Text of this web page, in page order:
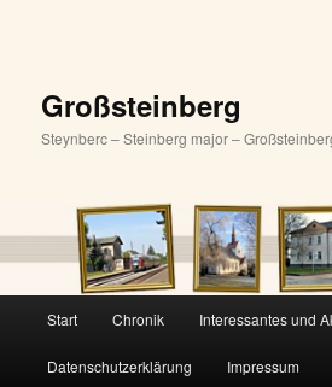
Großsteinberg
Steynberc – Steinberg major –
Start Chronik Interessantes und
Datenschutzerklärung Impressum